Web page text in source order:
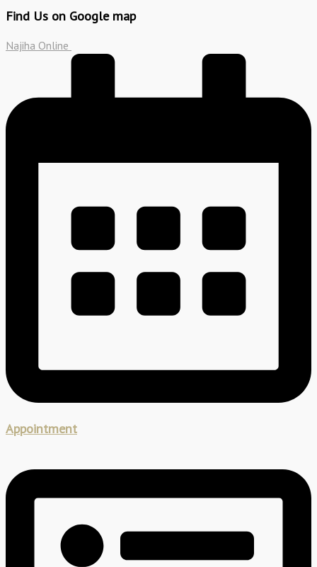
Find Us on Google map
Najiha Online
Appointment